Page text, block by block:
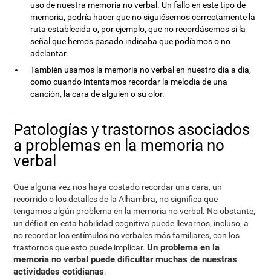
uso de nuestra memoria no verbal. Un fallo en este tipo de
memoria, podría hacer que no siguiésemos correctamente la
ruta establecida o, por ejemplo, que no recordásemos si la
señal que hemos pasado indicaba que podíamos o no
adelantar.
También usamos la memoria no verbal en nuestro día a día,
como cuando intentamos recordar la melodía de una
canción, la cara de alguien o su olor.
Patologías y trastornos asociados
a problemas en la memoria no
verbal
Que alguna vez nos haya costado recordar una cara, un
recorrido o los detalles de la Alhambra, no significa que
tengamos algún problema en la memoria no verbal. No obstante,
un déficit en esta habilidad cognitiva puede llevarnos, incluso, a
no recordar los estímulos no verbales más familiares, con los
trastornos que esto puede implicar.Un problema en la
memoria no verbal puede dificultar muchas de nuestras
actividades cotidianas.